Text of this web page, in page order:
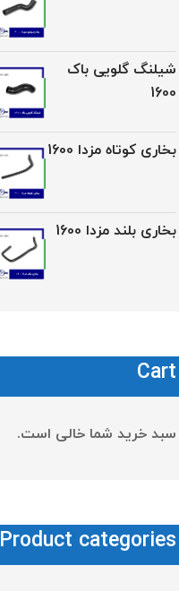
شیلنگ گلویی باک
1600
بخاری کوتاه مزدا 1600
بخاری بلند مزدا 1600
Cart
سبد خرید شما خالی است.
Product categories